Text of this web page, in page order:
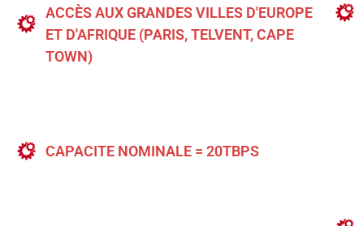
ACCÈS AUX GRANDES VILLES D'EUROPE
ET D'AFRIQUE (PARIS, TELVENT, CAPE
TOWN)
CAPACITE NOMINALE = 20TBPS